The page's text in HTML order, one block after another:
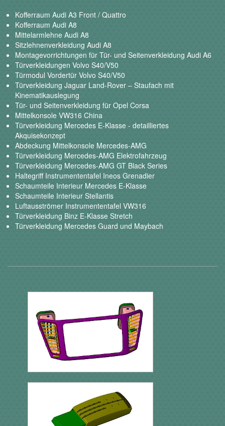
Kofferraum Audi A3 Front / Quattro
Kofferraum Audi A8
Mittelarmlehne Audi A8
Sitzlehnenverkleidung Audi A8
Montagevorrichtungen für Tür- und Seitenverkleidung Audi A6
Türverkleidungen Volvo S40/V50
Türmodul Vordertür Volvo S40/V50
Türverkleidung Jaguar Land-Rover – Staufach mit
Kinematikauslegung
Tür- und Seitenverkleidung für Opel Corsa
Mittelkonsole VW316 China
Türverkleidung Mercedes E-Klasse - detailliertes
Akquisekonzept
Abdeckung Mittelkonsole Mercedes-AMG
Türverkleidung Mercedes-AMG Elektrofahrzeug
Türverkleidung Mercedes-AMG GT Black Series
Haltegriff Instrumententafel Ineos Grenadier
Schaumteile Interieur Mercedes E-Klasse
Schaumteile Interieur Stellantis
Luftausströmer Instrumententafel VW316
Türverkleidung Binz E-Klasse Stretch
Türverkleidung Mercedes Guard und Maybach